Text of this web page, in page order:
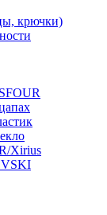
крючки)
Xirius